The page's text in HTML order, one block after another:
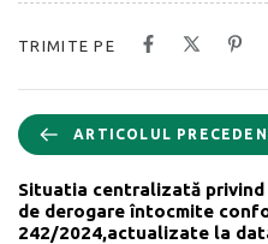
TRIMITE PE
ARTICOLUL
Situatia centralizată
de derogare întocmite
242/2024,actualizate la